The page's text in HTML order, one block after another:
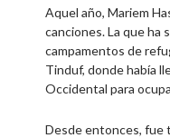
Aquel año, Mariem
canciones. La que ha
campamentos de
Tinduf, donde había
Occidental para
Desde entonces, fue